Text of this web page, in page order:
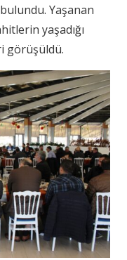
Yaşanan
yaşadığı
görüşüldü.